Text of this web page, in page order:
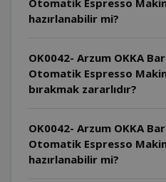
hazırlanabilir mi?
OK0042- Arzum OKKA
Otomatik Espresso
bırakmak zararlıdır?
OK0042- Arzum OKKA
Otomatik Espresso
hazırlanabilir mi?